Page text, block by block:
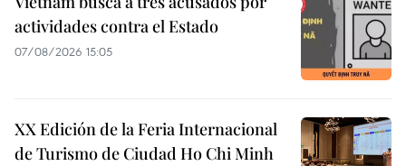
actividades contra el Estado
07/08/2026 15:05
XX Edición de la Feria Internacional
de Turismo de Ciudad Ho Chi Minh